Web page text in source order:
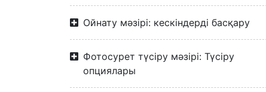
Ойнату мәзірі: кескіндерді басқару
Фотосурет түсіру мәзірі: Түсіру
опциялары